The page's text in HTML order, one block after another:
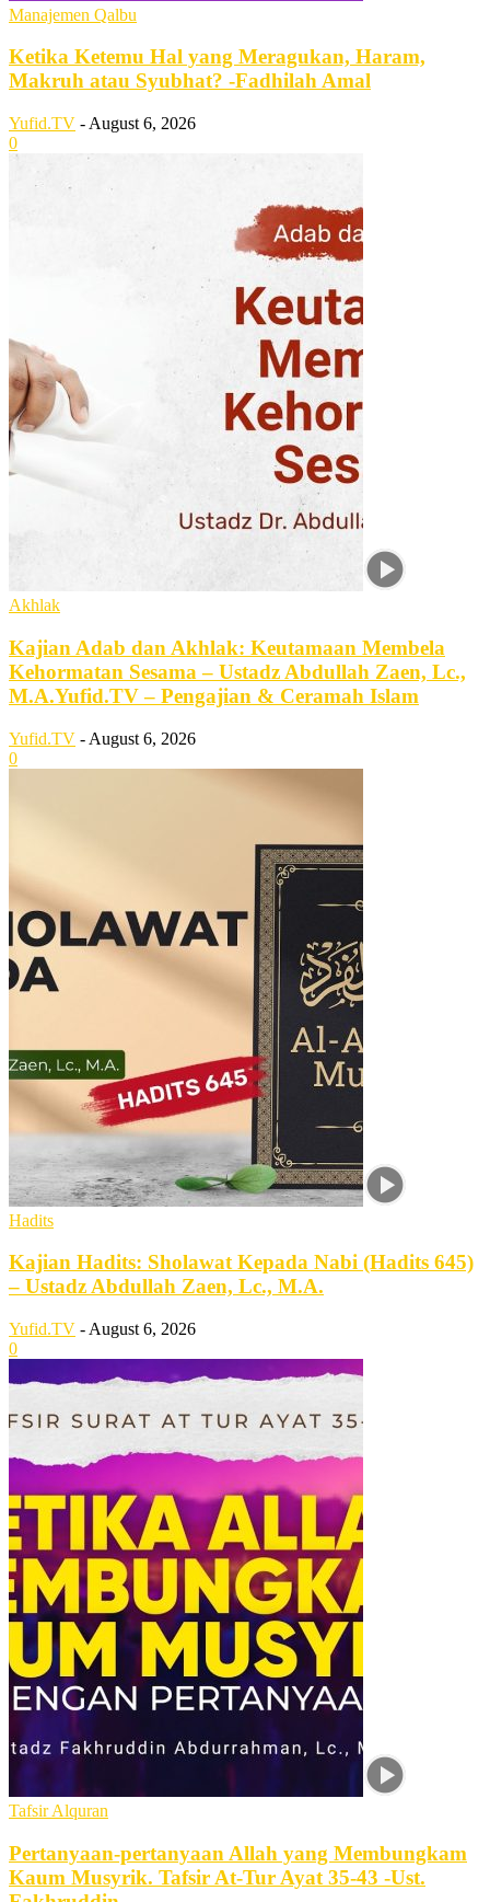
Manajemen Qalbu
Ketika Ketemu Hal yang Meragukan, Haram,
Makruh atau Syubhat? -Fadhilah Amal
Yufid.TV - August 6, 2026
0
Akhlak
Kajian Adab dan Akhlak: Keutamaan Membela
Kehormatan Sesama – Ustadz Abdullah Zaen, Lc.,
M.A.Yufid.TV – Pengajian & Ceramah Islam
Yufid.TV - August 6, 2026
0
Hadits
Kajian Hadits: Sholawat Kepada Nabi (Hadits 645)
– Ustadz Abdullah Zaen, Lc., M.A.
Yufid.TV - August 6, 2026
0
Tafsir Alquran
Pertanyaan-pertanyaan Allah yang Membungkam
Kaum Musyrik. Tafsir At-Tur Ayat 35-43 -Ust.